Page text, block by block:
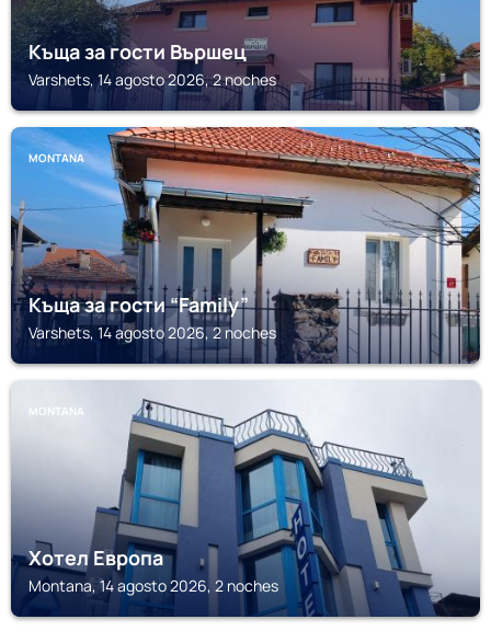
Къща за гости Вършец
Varshets, 14 agosto 2026, 2 noches
MONTANA
Къща за гости “Family”
Varshets, 14 agosto 2026, 2 noches
MONTANA
Хотел Европа
Montana, 14 agosto 2026, 2 noches